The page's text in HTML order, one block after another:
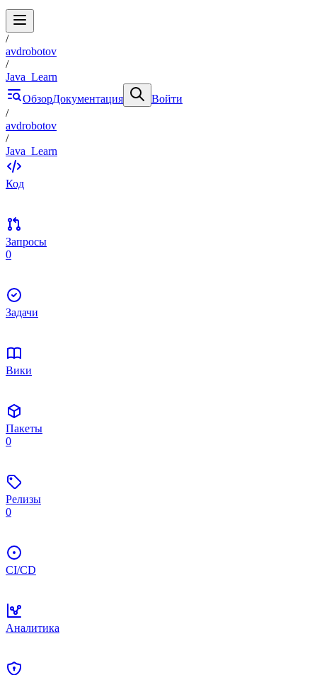
/
avdrobotov
/
Java_Learn
ОбзорДокументация
Войти
/
avdrobotov
/
Java_Learn
Код
Запросы
0
Задачи
Вики
Пакеты
0
Релизы
0
CI/CD
Аналитика